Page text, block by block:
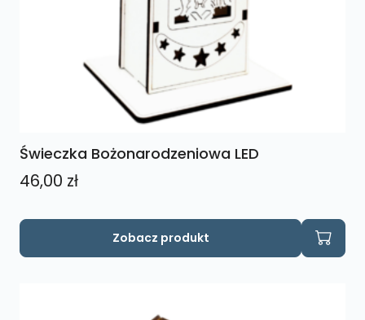
Świeczka Bożonarodzeniowa LED
46,00 zł
Zobacz produkt
Ten
produkt